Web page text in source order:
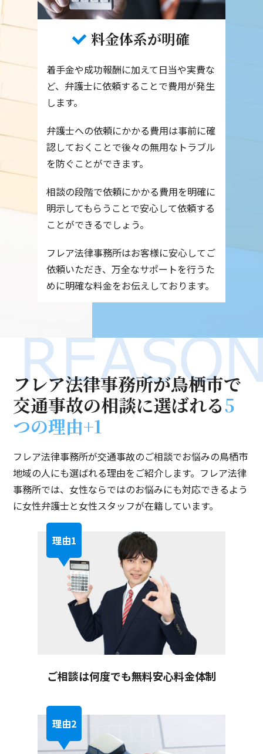
料金体系が明確
着手金や成功報酬に加えて日当や実費な
ど、弁護士に依頼することで費用が発生
します。
弁護士への依頼にかかる費用は事前に確
認しておくことで後々の無用なトラブル
を防ぐことができます。
相談の段階で依頼にかかる費用を明確に
明示してもらうことで安心して依頼する
ことができるでしょう。
フレア法律事務所はお客様に安心してご
依頼いただき、万全なサポートを行うた
めに明確な料金をお伝えしております。
フレア法律事務所が鳥栖市で
交通事故の相談に選ばれる5
つの理由+1
フレア法律事務所が交通事故のご相談でお悩みの鳥栖市
地域の人にも選ばれる理由をご紹介します。フレア法律
事務所では、女性ならではのお悩みにも対応できるよう
に女性弁護士と女性スタッフが在籍しています。
ご相談は何度でも無料安心料金体制